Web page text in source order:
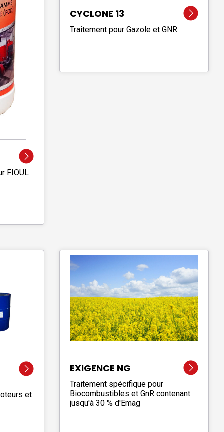
FIOUL
CYCLONE 13
Traitement pour Gazole et GNR
et
EXIGENCE NG
Traitement spécifique pour
Biocombustibles et GnR contenant
jusqu'à 30 % d'Emag